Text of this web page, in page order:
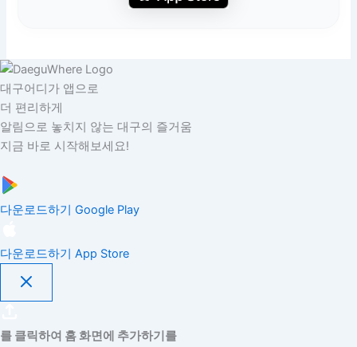
대구어디가 앱으로
더 편리하게
알림으로 놓치지 않는 대구의 즐거움
지금 바로 시작해보세요!
다운로드하기 Google Play
다운로드하기 App Store
를 클릭하여 홈 화면에 추가하기를